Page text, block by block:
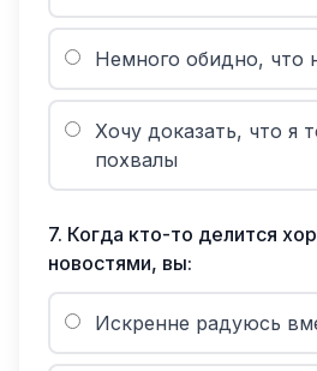
Немного обидно, что
Хочу доказать, что я
похвалы
7. Когда кто-то делится
новостями, вы:
Искренне радуюсь